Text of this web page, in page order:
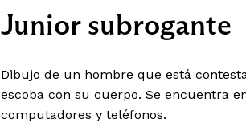
Junior subrogante
Dibujo de un hombre que está
escoba con su cuerpo. Se encuentra
computadores y teléfonos.